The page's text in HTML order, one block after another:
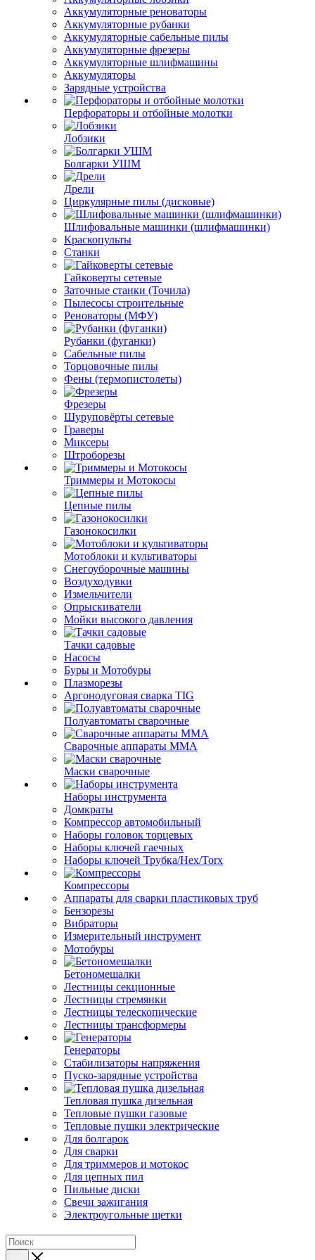
Аккумуляторные реноваторы
Аккумуляторные рубанки
Аккумуляторные сабельные пилы
Аккумуляторные фрезеры
Аккумуляторные шлифмашины
Аккумуляторы
Зарядные устройства
Перфораторы и отбойные молотки
Лобзики
Болгарки УШМ
Дрели
Циркулярные пилы (дисковые)
Шлифовальные машинки (шлифмашинки)
Краскопульты
Станки
Гайковерты сетевые
Заточные станки (Точила)
Пылесосы строительные
Реноваторы (МФУ)
Рубанки (фуганки)
Сабельные пилы
Торцовочные пилы
Фены (термопистолеты)
Фрезеры
Шуруповёрты сетевые
Граверы
Миксеры
Штроборезы
Триммеры и Мотокосы
Цепные пилы
Газонокосилки
Мотоблоки и культиваторы
Снегоуборочные машины
Воздуходувки
Измельчители
Опрыскиватели
Мойки высокого давления
Тачки садовые
Насосы
Буры и Мотобуры
Плазморезы
Аргонодуговая сварка TIG
Полуавтоматы сварочные
Сварочные аппараты ММА
Маски сварочные
Наборы инструмента
Домкраты
Компрессор автомобильный
Наборы головок торцевых
Наборы ключей гаечных
Наборы ключей Трубка/Hex/Torx
Компрессоры
Аппараты для сварки пластиковых труб
Бензорезы
Вибраторы
Измерительный инструмент
Мотобуры
Бетономешалки
Лестницы секционные
Лестницы стремянки
Лестницы телескопические
Лестницы трансформеры
Генераторы
Стабилизаторы напряжения
Пуско-зарядные устройства
Тепловая пушка дизельная
Тепловые пушки газовые
Тепловые пушки электрические
Для болгарок
Для сварки
Для триммеров и мотокос
Для цепных пил
Пильные диски
Свечи зажигания
Электроугольные щетки